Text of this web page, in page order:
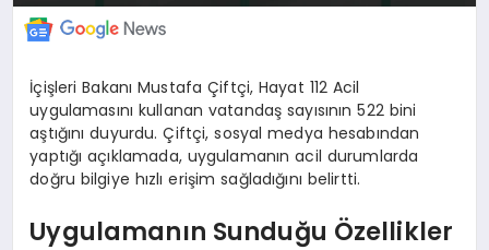
KÜNYE
İçişleri Bakanı Mustafa Çiftçi, Hayat 112 Acil
uygulamasını kullanan vatandaş sayısının 522 bini
aştığını duyurdu. Çiftçi, sosyal medya hesabından
yaptığı açıklamada, uygulamanın acil durumlarda
doğru bilgiye hızlı erişim sağladığını belirtti.
Uygulamanın Sunduğu Özellikler